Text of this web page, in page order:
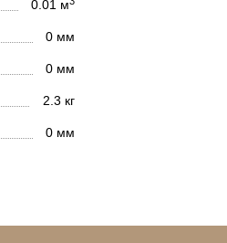
0.01 м
0 мм
0 мм
2.3 кг
0 мм